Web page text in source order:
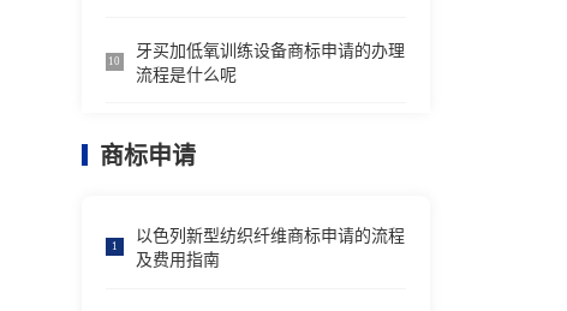
10
牙买加低氧训练设备商标申请的办理
流程是什么呢
商标申请
1
以色列新型纺织纤维商标申请的流程
及费用指南